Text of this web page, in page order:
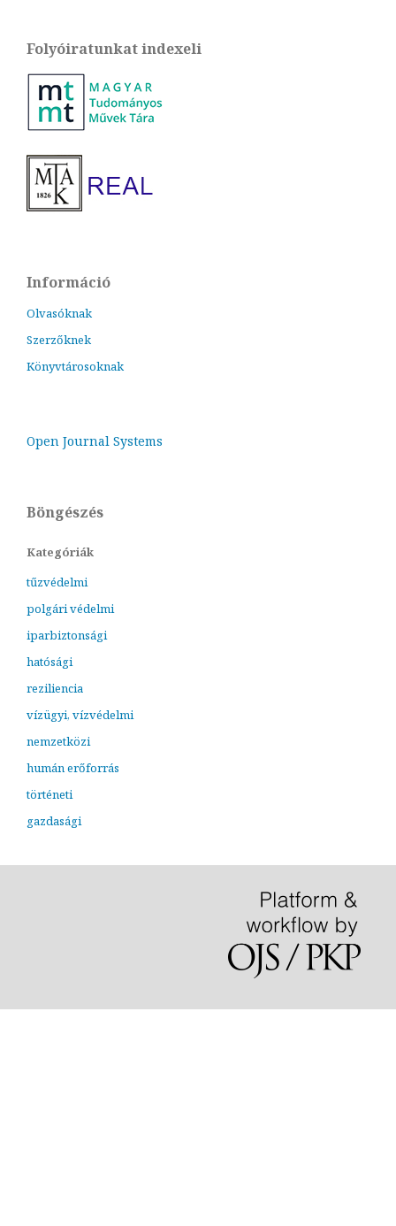
Folyóiratunkat indexeli
Információ
Olvasóknak
Szerzőknek
Könyvtárosoknak
Open Journal Systems
Böngészés
Kategóriák
tűzvédelmi
polgári védelmi
iparbiztonsági
hatósági
reziliencia
vízügyi, vízvédelmi
nemzetközi
humán erőforrás
történeti
gazdasági